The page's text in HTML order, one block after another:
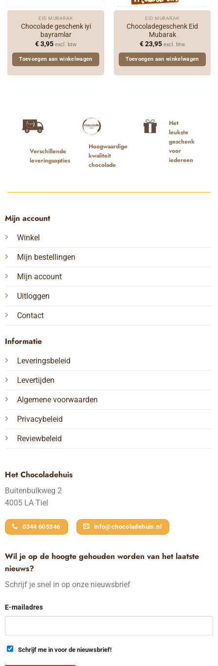
EID MUBARAK
Chocolade geschenk iyi
bayramlar
€3,95 excl. btw
Toevoegen aan winkelwagen
EID MUBARAK
Chocoladegeschenk Eid
Mubarak
€23,95 excl. btw
Toevoegen aan winkelwagen
Verschillende
leveringsopties
Hoogwaardige
kwaliteit
chocolade
Het
leukste
geschenk
voor
iedereen
Het Chocoladehuis
Buitenbulkweg 2
4005 LA Tiel
0344 605346 info@chocoladehuis.nl
Mijn account
Winkel
Mijn bestellingen
Mijn account
Uitloggen
Contact
Informatie
Leveringsbeleid
Levertijden
Algemene voorwaarden
Privacybeleid
Reviewbeleid
Wil je op de hoogte gehouden worden van het laatste
nieuws?
Schrijf je snel in op onze nieuwsbrief
E-mailadres
Schrijf me in voor de nieuwsbrief!